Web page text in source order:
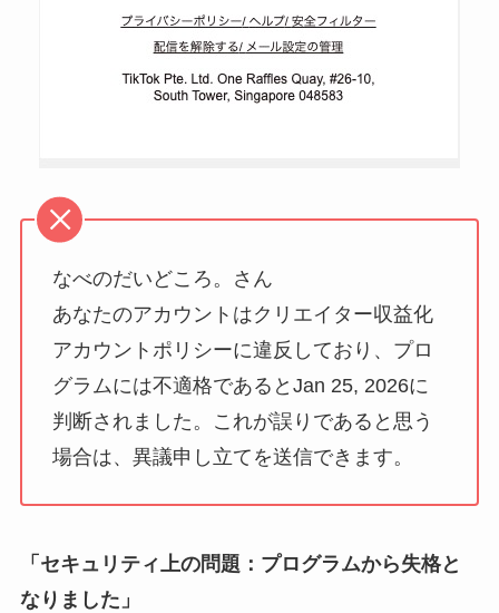
なべのだいどころ。さん
あなたのアカウントはクリエイター収益化
アカウントポリシーに違反しており、プロ
グラムには不適格であるとJan 25, 2026に
判断されました。これが誤りであると思う
場合は、異議申し立てを送信できます。
「セキュリティ上の問題：プログラムから失格と
なりました」